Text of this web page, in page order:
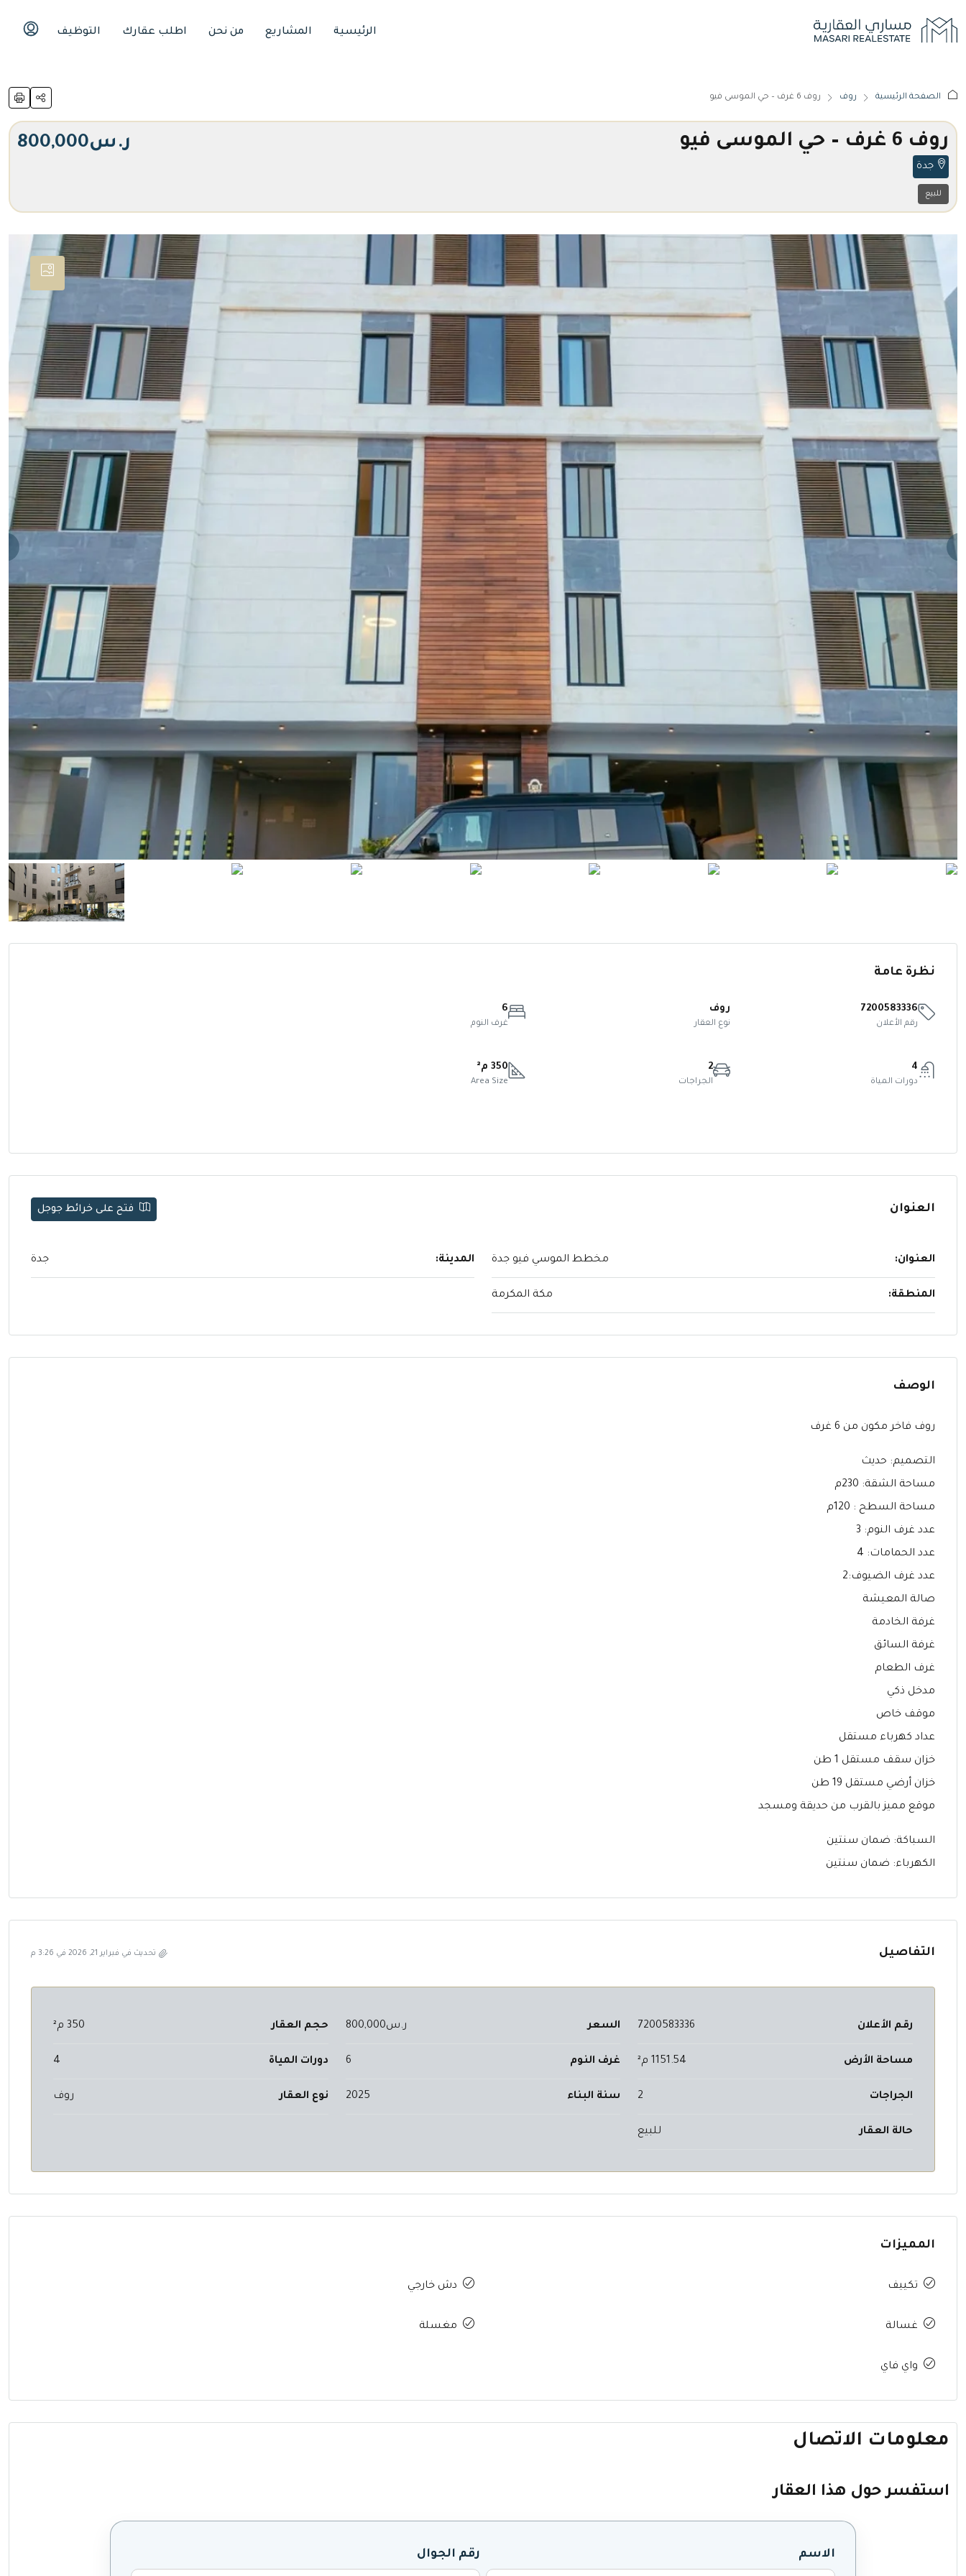
الرئيسية المشاريع من نحن اطلب عقارك التوظيف
الصفحة الرئيسية روف روف 6 غرف – حي الموسى فيو
روف 6 غرف – حي الموسى فيو
جدة
للبيع
ر.س800,000
نظرة عامة
7200583336
رقم الأعلان
روف
نوع العقار
6
غرف النوم
4
دورات المياة
2
الجراجات
350 م²
Area Size
العنوان فتح على خرائط جوجل
العنوان: مخطط الموسي فيو جدة المدينة: جدة
المنطقة: مكة المكرمة
الوصف
روف فاخر مكون من 6 غرف
التصميم: حديث
مساحة الشقة: 230م
مساحة السطح : 120م
عدد غرف النوم: 3
عدد الحمامات: 4
عدد غرف الضيوف:2
صالة المعيشة
غرفة الخادمة
غرفة السائق
غرف الطعام
مدخل ذكي
موقف خاص
عداد كهرباء مستقل
خزان سقف مستقل 1 طن
خزان أرضي مستقل 19 طن
موقع مميز بالقرب من حديقة ومسجد
السباكة: ضمان سنتين
الكهرباء: ضمان سنتين
التفاصيل تحديث في فبراير 21, 2026 في 3:26 م
رقم الأعلان 7200583336 السعر ر.س800,000 حجم العقار 350 م²
مساحة الأرض 1151.54 م² غرف النوم 6 دورات المياة 4
الجراجات 2 سنة البناء 2025 نوع العقار روف
حالة العقار للبيع
المميزات
تكييف دش خارجي
غسالة مغسلة
واي فاي
معلومات الاتصال
استفسر حول هذا العقار
الاسم رقم الجوال